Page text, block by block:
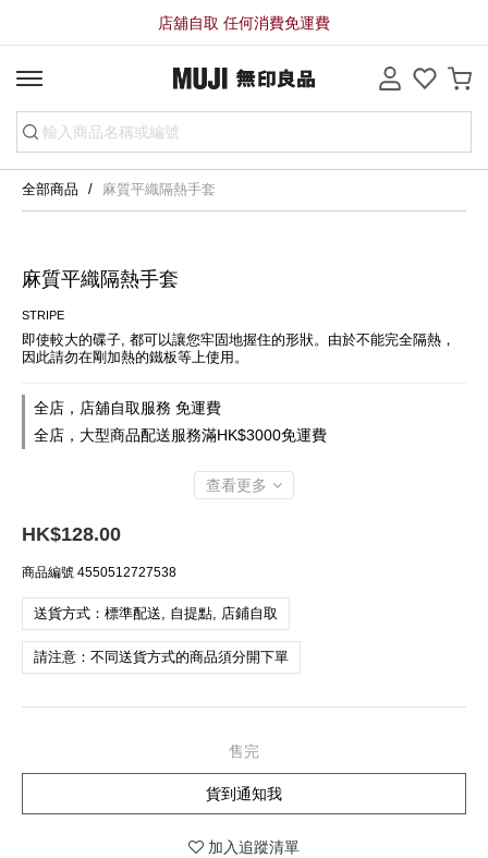
店舖自取 任何消費免運費
全部商品 麻質平織隔熱手套
麻質平織隔熱手套
STRIPE
即使較大的碟子, 都可以讓您牢固地握住的形狀。由於不能完全隔熱，
因此請勿在剛加熱的鐵板等上使用。
全店，店舖自取服務 免運費
全店，大型商品配送服務滿HK$3000免運費
查看更多
HK$128.00
商品編號 4550512727538
送貨方式：標準配送, 自提點, 店鋪自取
請注意：不同送貨方式的商品須分開下單
售完
貨到通知我
加入追蹤清單